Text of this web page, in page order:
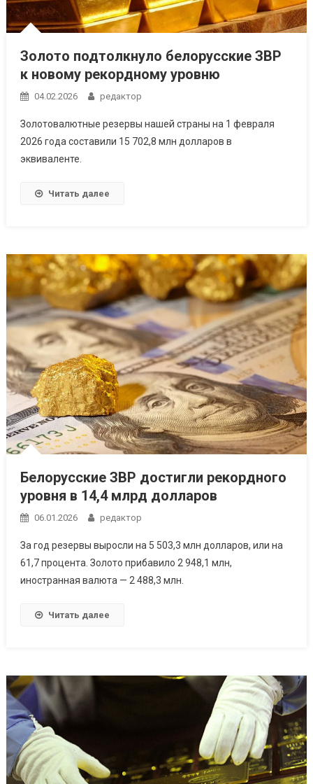
Золото подтолкнуло белорусские ЗВР
к новому рекордному уровню
04.02.2026 редактор
Золотовалютные резервы нашей страны на 1 февраля
2026 года составили 15 702,8 млн долларов в
эквиваленте.
Читать далее
Белорусские ЗВР достигли рекордного
уровня в 14,4 млрд долларов
06.01.2026 редактор
За год резервы выросли на 5 503,3 млн долларов, или на
61,7 процента. Золото прибавило 2 948,1 млн,
иностранная валюта — 2 488,3 млн.
Читать далее